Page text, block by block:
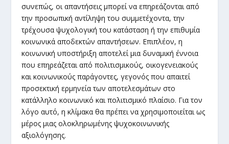
συνεπώς, οι απαντήσεις μπορεί να επηρεάζονται από
την προσωπική αντίληψη του συμμετέχοντα, την
τρέχουσα ψυχολογική του κατάσταση ή την επιθυμία
κοινωνικά αποδεκτών απαντήσεων. Επιπλέον, η
κοινωνική υποστήριξη αποτελεί μια δυναμική έννοια
που επηρεάζεται από πολιτισμικούς, οικογενειακούς
και κοινωνικούς παράγοντες, γεγονός που απαιτεί
προσεκτική ερμηνεία των αποτελεσμάτων στο
κατάλληλο κοινωνικό και πολιτισμικό πλαίσιο. Για τον
λόγο αυτό, η κλίμακα θα πρέπει να χρησιμοποιείται ως
μέρος μιας ολοκληρωμένης ψυχοκοινωνικής
αξιολόγησης.